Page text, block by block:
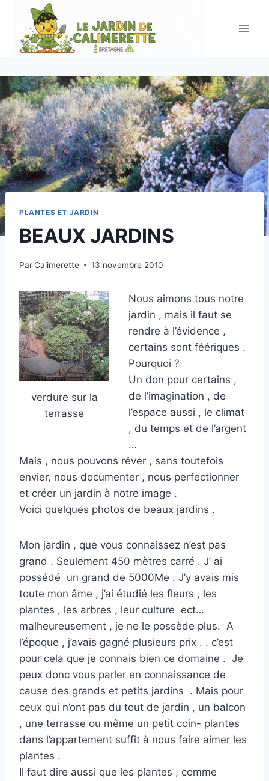
contenu
PLANTES ET JARDIN
BEAUX JARDINS
ParCalimerette 13 novembre 2010
verdure sur la
terrasse
Nous aimons tous notre
jardin , mais il faut se
rendre à l’évidence ,
certains sont féériques .
Pourquoi ?
Un don pour certains ,
de l’imagination , de
l’espace aussi , le climat
, du temps et de l’argent
…
Mais , nous pouvons rêver , sans toutefois
envier, nous documenter , nous perfectionner
et créer un jardin à notre image .
Voici quelques photos de beaux jardins .
Mon jardin , que vous connaissez n’est pas
grand . Seulement 450 mètres carré . J’ ai
possédé un grand de 5000Me . J’y avais mis
toute mon âme , j’ai étudié les fleurs , les
plantes , les arbres , leur culture ect…
malheureusement , je ne le possède plus. A
l’époque , j’avais gagné plusieurs prix . . c’est
pour cela que je connais bien ce domaine . Je
peux donc vous parler en connaissance de
cause des grands et petits jardins . Mais pour
ceux qui n’ont pas du tout de jardin , un balcon
, une terrasse ou même un petit coin- plantes
dans l’appartement suffit à nous faire aimer les
plantes .
Il faut dire aussi que les plantes , comme